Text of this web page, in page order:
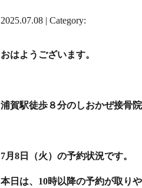
2025.07.08 | Category:
おはようございます。
浦賀駅徒歩８分のしおかぜ接骨院
7月8日（火）の予約状況です。
本日は、10時以降の予約が取り